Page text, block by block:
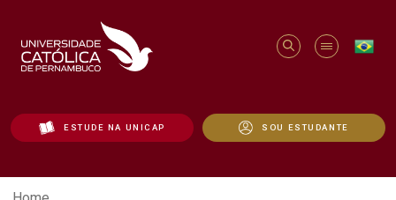
ESTUDE NA UNICAP SOU ESTUDANTE
RESULTADO FINAL: SELEÇÃO DO